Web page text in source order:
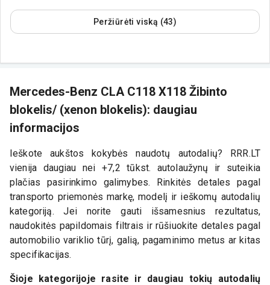
Peržiūrėti viską (43)
Mercedes-Benz CLA C118 X118 Žibinto
blokelis/ (xenon blokelis): daugiau
informacijos
Ieškote aukštos kokybės naudotų autodalių? RRR.LT
vienija daugiau nei +7,2 tūkst. autolaužynų ir suteikia
plačias pasirinkimo galimybes. Rinkitės detales pagal
transporto priemonės markę, modelį ir ieškomų autodalių
kategoriją. Jei norite gauti išsamesnius rezultatus,
naudokitės papildomais filtrais ir rūšiuokite detales pagal
automobilio variklio tūrį, galią, pagaminimo metus ar kitas
specifikacijas.
Šioje kategorijoje rasite ir daugiau tokių autodalių